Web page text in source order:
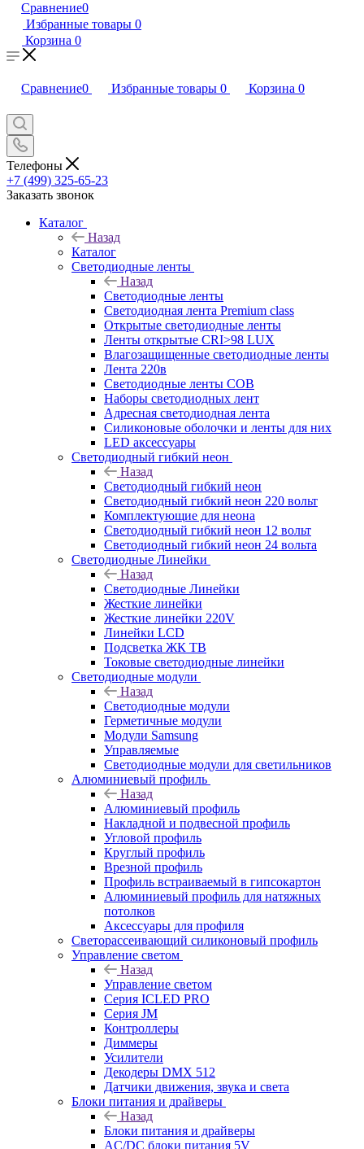
Сравнение0
Избранные товары 0
Корзина 0
Сравнение0 Избранные товары 0 Корзина 0
Телефоны
+7 (499) 325-65-23
Заказать звонок
Каталог
Назад
Каталог
Светодиодные ленты
Назад
Светодиодные ленты
Светодиодная лента Premium class
Открытые светодиодные ленты
Ленты открытые CRI>98 LUX
Влагозащищенные светодиодные ленты
Лента 220в
Светодиодные ленты COB
Наборы светодиодных лент
Адресная светодиодная лента
Силиконовые оболочки и ленты для них
LED аксессуары
Светодиодный гибкий неон
Назад
Светодиодный гибкий неон
Светодиодный гибкий неон 220 вольт
Комплектующие для неона
Светодиодный гибкий неон 12 вольт
Светодиодный гибкий неон 24 вольта
Светодиодные Линейки
Назад
Светодиодные Линейки
Жесткие линейки
Жесткие линейки 220V
Линейки LCD
Подсветка ЖК ТВ
Токовые светодиодные линейки
Светодиодные модули
Назад
Светодиодные модули
Герметичные модули
Модули Samsung
Управляемые
Светодиодные модули для светильников
Алюминиевый профиль
Назад
Алюминиевый профиль
Накладной и подвесной профиль
Угловой профиль
Круглый профиль
Врезной профиль
Профиль встраиваемый в гипсокартон
Алюминиевый профиль для натяжных
потолков
Аксессуары для профиля
Светорассеивающий силиконовый профиль
Управление светом
Назад
Управление светом
Серия ICLED PRO
Серия JM
Контроллеры
Диммеры
Усилители
Декодеры DMX 512
Датчики движения, звука и света
Блоки питания и драйверы
Назад
Блоки питания и драйверы
AC/DC блоки питания 5V